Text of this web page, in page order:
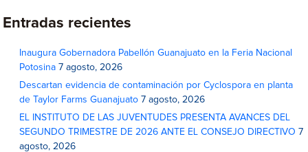
Entradas recientes
Inaugura Gobernadora Pabellón Guanajuato en la Feria Nacional
Potosina 7 agosto, 2026
Descartan evidencia de contaminación por Cyclospora en planta
de Taylor Farms Guanajuato 7 agosto, 2026
EL INSTITUTO DE LAS JUVENTUDES PRESENTA AVANCES DEL
SEGUNDO TRIMESTRE DE 2026 ANTE EL CONSEJO DIRECTIVO 7
agosto, 2026